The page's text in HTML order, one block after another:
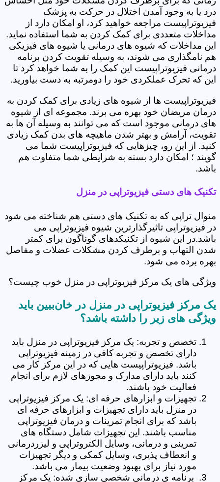
درد یا به وجود آمدن اختلال در حرکت به پزشک
فیزیوتراپیست مراجعه خواهید کرد، او امکان دارد از
مداخلات متعددی برای کمک کردن به شما استفاده نماید.
این مداخلات که شیوه های درمانی یا شیوه های فیزیکی
هم نامگذاری می شوند، به وسیله تقویت کردن برنامه
درمانی فیزیوتراپیست این کمک را به شما خواهد کرد تا
این که تحرک عملکردی خود را دومرتبه به دست بیاورید.
فیزیوتراپیست ها از شیوه های زیادی برای کمک کردن به
درمان مریضان خود بهره می برند. مجموعه ای از شیوه
های درمانی موجود است که می توانند به وسیله آن ها به
تقویت، آرامش و بهتر شدن ماهیچه های بدن کمک زیادی
کنید. از این رو، چیزهایی که فیزیوتراپیست شما می
گویند ؛ امکان دارد بسته به شرایطی شما متفاوت هم
باشد.
تکنیک های دستی فیزیوتراپی در منزل
منوال تراپی که به تکنیک های دستی هم شناخته می شود
در فیزیوتراپی تاثیرگذارترین شیوه فیزیوتراپی می
باشد.در این شیوه از تکنیکدهای گوناگون برای کمتر
شدن التهاب و برطرف کردن مشکلات عضلات و مفاصل
بهره برده می شود.
ویژگی های یک مرکز فیزیوتراپی در منزل خوب چیست؟
یک مرکز فیزیوتراپی در منزل در خان‌ببین باید
ویژگی های زیر را داشته باشد؟
تخصص و تجربه: یک مرکز فیزیوتراپی در منزل باید
دارای تخصص و تجربه کافی در زمینه فیزیوتراپی
باشد. فیزیوتراپیست هایی که در این مرکز کار می
کنند باید دارای مدارک و مجوزهای لازم برای انجام
فعالیت خود باشند.
تجهیزات و ابزارهای حرفه ای: یک مرکز فیزیوتراپی
در منزل باید دارای تجهیزات و ابزارهای حرفه ای
باشد که برای انجام تمرینات و درمان فیزیوتراپی
مناسب باشند. این تجهیزات شامل دستگاه های
تمرینی و درمانی، وسایل الکتروتراپی و لیزردرمانی
و انعطاف پذیری، وسایل کمکی و دیگر تجهیزات
مورد نیاز برای بهبود وضعیت بیمار می باشد.
برنامه ی درمانی شخصی سازی شده: یک مرکز